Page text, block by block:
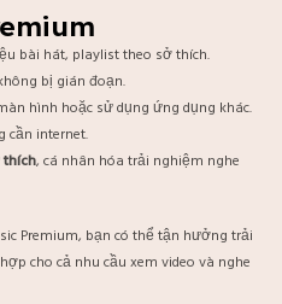
bài hát, playlist theo sở thích.
bị gián đoạn.
hình hoặc sử dụng ứng dụng khác.
cần internet.
, cá nhân hóa trải nghiệm nghe
Premium, bạn có thể tận hưởng trải
cho cả nhu cầu xem video và nghe